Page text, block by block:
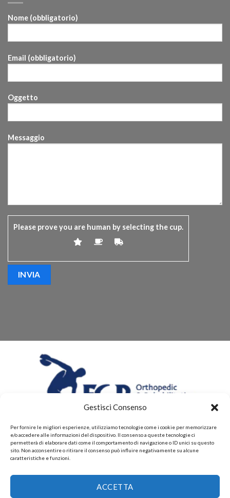
Gestisci Consenso
Per fornire le migliori esperienze, utilizziamo tecnologie come i cookie per memorizzare
e/o accedere alle informazioni del dispositivo. Il consenso a queste tecnologie ci
permetterà di elaborare dati come il comportamento di navigazione o ID unici su questo
sito. Non acconsentire o ritirare il consenso può influire negativamente su alcune
caratteristiche e funzioni.
ACCETTA
Nome (obbligatorio)
Email (obbligatorio)
Oggetto
Messaggio
Please prove you are human by selecting the cup.
POLITICHE DI RESI E DI RIMBORSI